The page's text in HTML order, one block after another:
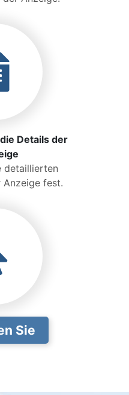
Details der
detaillierten
Anzeige fest.
Sie